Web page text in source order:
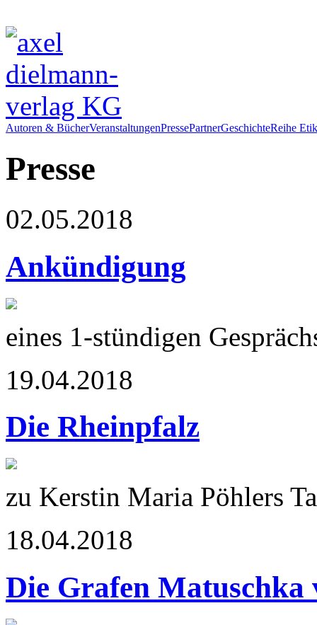
Autoren & BücherVeranstaltungenPressePartnerGeschichteReihe
Presse
02.05.2018
Ankündigung
eines 1-stündigen
19.04.2018
Die Rheinpfalz
zu Kerstin Maria Pöhlers
18.04.2018
Die Grafen Matuschka